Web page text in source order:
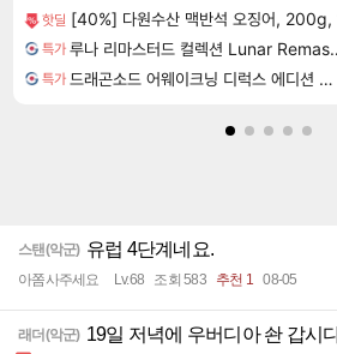
핫딜 [40%] 다원수산 맥반석 오징어, 200g,
특가 루나 리마스터
특가 드래곤소드 어웨이크닝 디럭스 에디션 DragonSword Awakening Deluxe Edition
스탠(악군) 유럽 4단계네요.
아쫌사주세요 Lv.68 조회 583 추천 1 08-05
래더(악군) 19일 저녁에 우버디아 솬 갑시